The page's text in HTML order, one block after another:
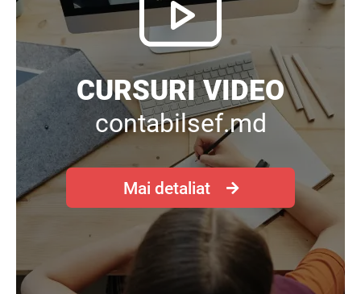
CURSURI VIDEO
contabilsef.md
Mai detaliat